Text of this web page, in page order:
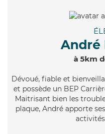
André
à 5km
Dévoué, fiable et
et possède un BEP
Maitrisant bien les
plaque, André apporte